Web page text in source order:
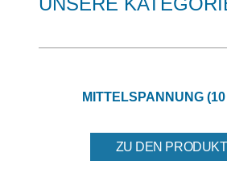
MITTELSPANNUNG
ZU DEN